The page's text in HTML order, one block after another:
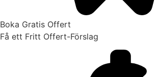
Boka Gratis Offert
Få ett Fritt Offert-Förslag